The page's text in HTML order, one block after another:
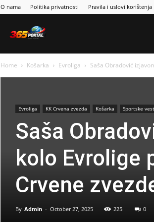
O nama Politika privatnosti Pravila i uslovi korištenja
Home Košarka Evroliga Saša Obradović
Evroliga KK Crvena zvezda Košarka Sportske
Saša
kolo Evrolige
Crvene
By Admin - October 27, 2025 225 0